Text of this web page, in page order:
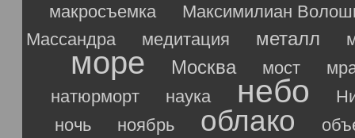
макросъемка
Максимилиан
Массандра
медитация металл
море Москва мост
натюрморт
наука небо
ночь
ноябрь облако